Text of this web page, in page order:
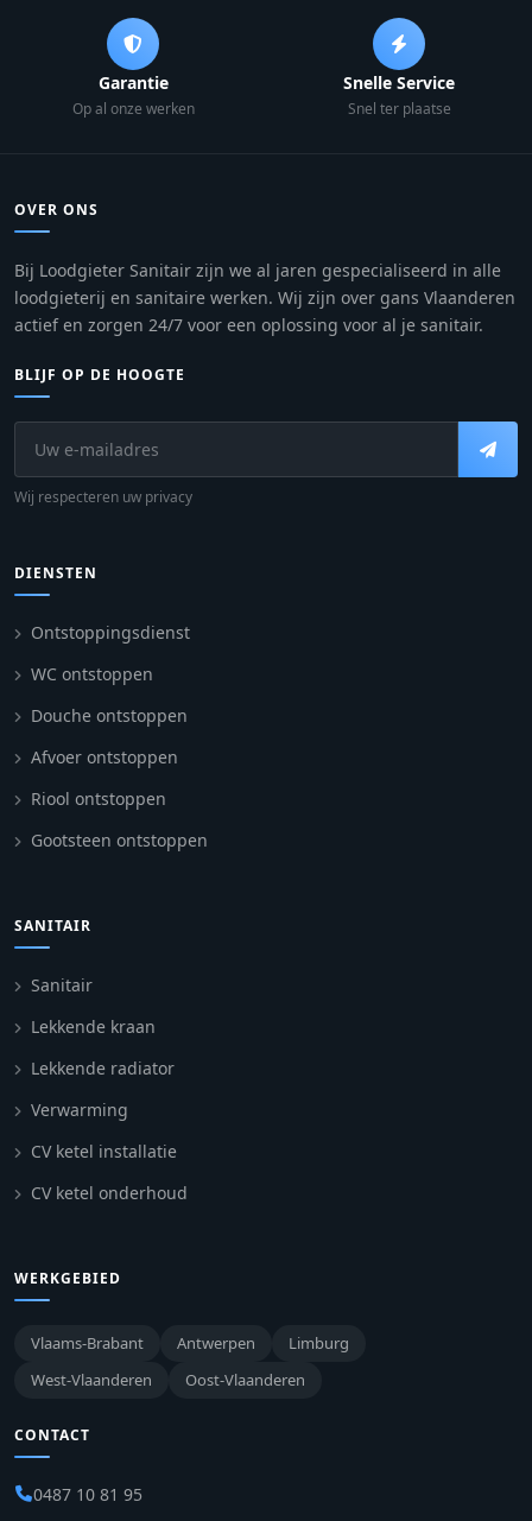
Garantie
Op al onze werken
Snelle Service
Snel ter plaatse
OVER ONS
Bij Loodgieter Sanitair zijn we al jaren gespecialiseerd in alle
loodgieterij en sanitaire werken. Wij zijn over gans Vlaanderen
actief en zorgen 24/7 voor een oplossing voor al je sanitair.
BLIJF OP DE HOOGTE
Wij respecteren uw privacy
DIENSTEN
Ontstoppingsdienst
WC ontstoppen
Douche ontstoppen
Afvoer ontstoppen
Riool ontstoppen
Gootsteen ontstoppen
SANITAIR
Sanitair
Lekkende kraan
Lekkende radiator
Verwarming
CV ketel installatie
CV ketel onderhoud
WERKGEBIED
Vlaams-Brabant Antwerpen
Limburg
West-Vlaanderen
Oost-Vlaanderen
CONTACT
0487 10 81 95